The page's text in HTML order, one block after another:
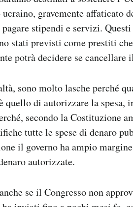
gravemente affaticato
pagare stipendi e servizi.
stati previsti come prestiti
potrà decidere se cancellare
sono molto lasche perché
di autorizzare la spesa,
secondo la Costituzione
tutte le spese di denaro
il governo ha ampio
autorizzate.
se il Congresso non